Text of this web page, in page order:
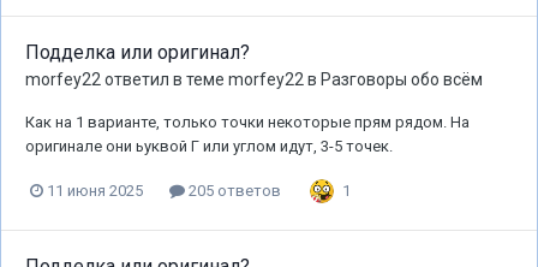
Подделка или оригинал?
morfey22 ответил в теме morfey22 в Разговоры обо всём
Как на 1 варианте, только точки некоторые прям рядом. На
оригинале они ьуквой Г или углом идут, 3-5 точек.
11 июня 2025 205 ответов 1